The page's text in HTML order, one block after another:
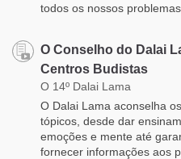
todos os nossos problemas.
O Conselho do Dalai
Centros Budistas
O 14º Dalai Lama
O Dalai Lama aconselha
tópicos, desde dar
emoções e mente até
fornecer informações aos